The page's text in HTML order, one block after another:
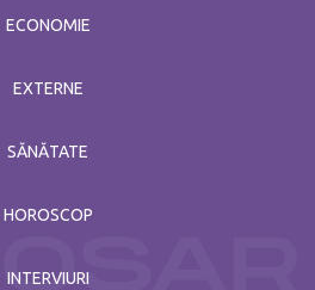
ECONOMIE
EXTERNE
SĂNĂTATE
HOROSCOP
INTERVIURI